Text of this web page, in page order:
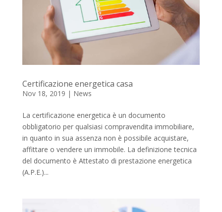
Certificazione energetica casa
Nov 18, 2019 | News
La certificazione energetica è un documento
obbligatorio per qualsiasi compravendita immobiliare,
in quanto in sua assenza non è possibile acquistare,
affittare o vendere un immobile. La definizione tecnica
del documento è Attestato di prestazione energetica
(A.P.E.)...